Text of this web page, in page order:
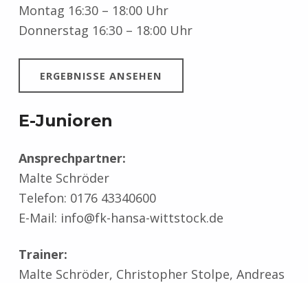
Montag 16:30 – 18:00 Uhr
Donnerstag 16:30 – 18:00 Uhr
ERGEBNISSE ANSEHEN
E-Junioren
Ansprechpartner:
Malte Schröder
Telefon: 0176 43340600
E-Mail: info@fk-hansa-wittstock.de
Trainer:
Malte Schröder, Christopher Stolpe, Andreas